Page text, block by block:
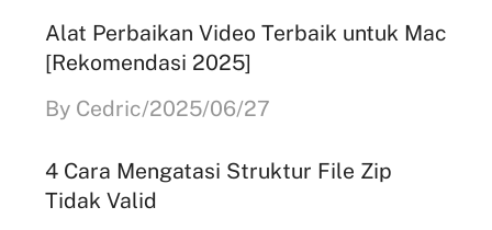
Alat Perbaikan Video Terbaik untuk Mac
[Rekomendasi 2025]
By Cedric/2025/06/27
4 Cara Mengatasi Struktur File Zip
Tidak Valid